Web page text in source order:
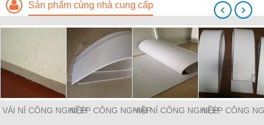
Sản phẩm cùng nhà cung cấp
VẢI NỈ CÔNG NGHIỆPNỈ ÉP CÔNG NGHIỆPVẢI NỈ CÔNG NGHIỆPNỈ ÉP CÔNG
‹ ›